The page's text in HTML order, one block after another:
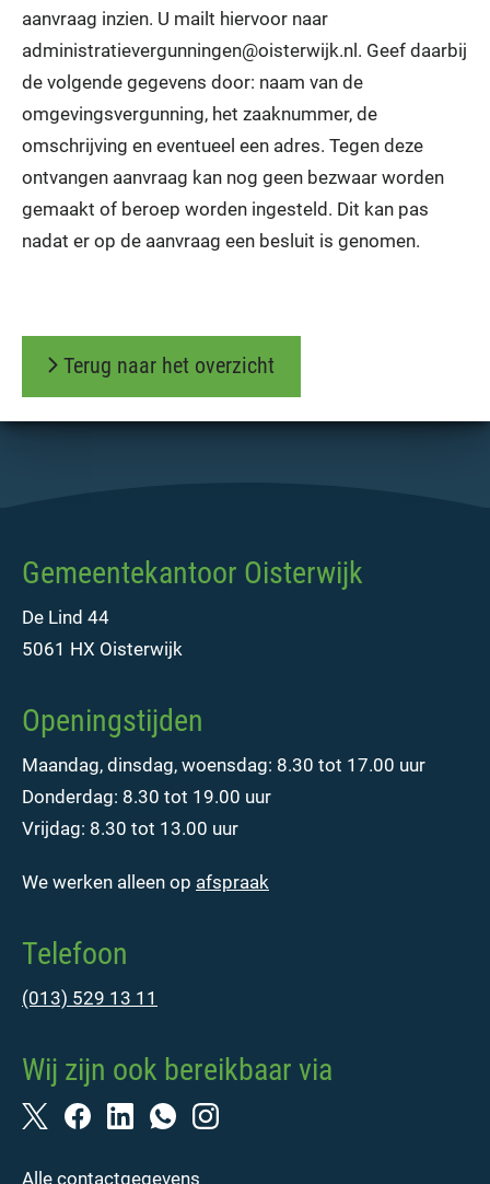
aanvraag inzien. U mailt hiervoor naar
administratievergunningen@oisterwijk.nl. Geef daarbij
de volgende gegevens door: naam van de
omgevingsvergunning, het zaaknummer, de
omschrijving en eventueel een adres. Tegen deze
ontvangen aanvraag kan nog geen bezwaar worden
gemaakt of beroep worden ingesteld. Dit kan pas
nadat er op de aanvraag een besluit is genomen.
Terug naar het overzicht
Gemeentekantoor Oisterwijk
De Lind 44
5061 HX Oisterwijk
Openingstijden
Maandag, dinsdag, woensdag: 8.30 tot 17.00 uur
Donderdag: 8.30 tot 19.00 uur
Vrijdag: 8.30 tot 13.00 uur
We werken alleen op afspraak
Telefoon
(013) 529 13 11
Wij zijn ook bereikbaar via
Alle contactgegevens